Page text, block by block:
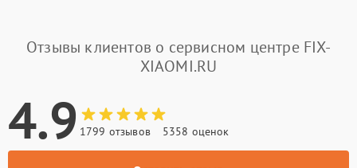
Отзывы клиентов о сервисном центре FIX-
XIAOMI.RU
4.9 1799 отзывов 5358 оценок